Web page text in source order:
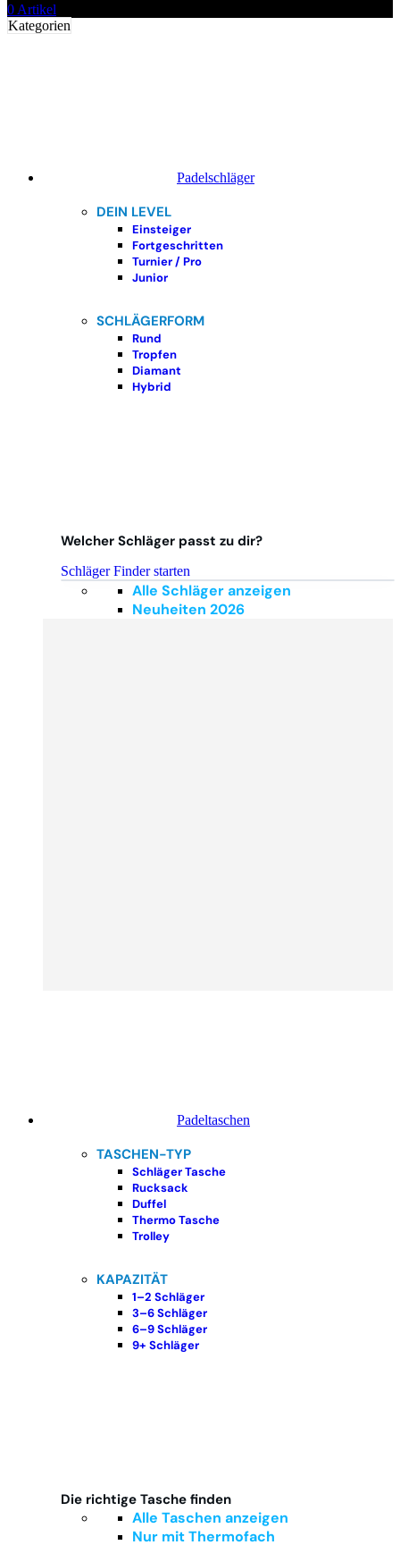
0 Artikel
Kategorien
Padelschläger
DEIN LEVEL
Einsteiger
Fortgeschritten
Turnier / Pro
Junior
SCHLÄGERFORM
Rund
Tropfen
Diamant
Hybrid
Welcher Schläger passt zu dir?
Schläger Finder starten
Alle Schläger anzeigen
Neuheiten 2026
Padeltaschen
TASCHEN-TYP
Schläger Tasche
Rucksack
Duffel
Thermo Tasche
Trolley
KAPAZITÄT
1–2 Schläger
3–6 Schläger
6–9 Schläger
9+ Schläger
Die richtige Tasche finden
Alle Taschen anzeigen
Nur mit Thermofach